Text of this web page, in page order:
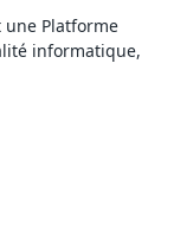
une Platforme
informatique,